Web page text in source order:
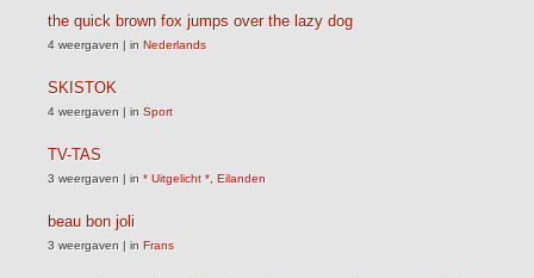
the quick brown fox jumps over the lazy dog
4 weergaven | in Nederlands
SKISTOK
4 weergaven | in Sport
TV-TAS
3 weergaven | in * Uitgelicht * Eilanden
beau bon joli
3 weergaven | in Frans